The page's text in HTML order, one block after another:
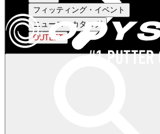
フィッティング・イベント
ニュース・カタログ
OUTLET